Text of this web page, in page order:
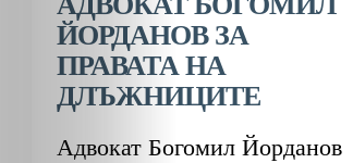
ЙОРДАНОВ ЗА
ПРАВАТА НА
ДЛЪЖНИЦИТЕ
Адвокат Богомил Йорданов